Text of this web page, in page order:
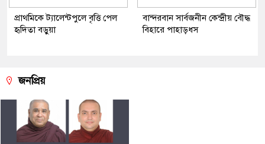
প্রাথমিকে ট্যালেন্টপুলে বৃত্তি পেল
হৃদিতা বড়ুয়া
বান্দরবান সার্বজনীন কেন্দ্রীয় বৌদ্ধ
বিহারে পাহাড়ধস
জনপ্রিয়